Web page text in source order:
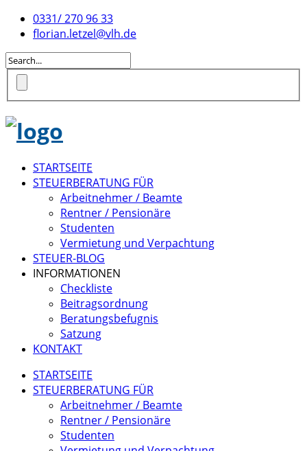
0331/ 270 96 33
florian.letzel@vlh.de
STARTSEITE
STEUERBERATUNG FÜR
Arbeitnehmer / Beamte
Rentner / Pensionäre
Studenten
Vermietung und Verpachtung
STEUER-BLOG
INFORMATIONEN
Checkliste
Beitragsordnung
Beratungsbefugnis
Satzung
KONTAKT
STARTSEITE
STEUERBERATUNG FÜR
Arbeitnehmer / Beamte
Rentner / Pensionäre
Studenten